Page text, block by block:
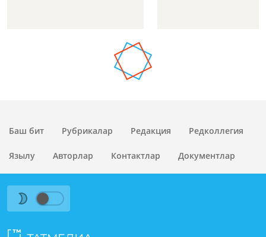
Баш бит Рубрикалар Редакция Редколлегия
Язылу Авторлар Контактлар Документлар